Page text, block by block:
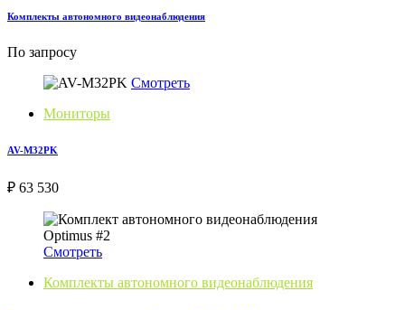
Комплекты автономного видеонаблюдения
По запросу
Смотреть
Мониторы
AV-M32PK
₽ 63 530
Смотреть
Комплекты автономного видеонаблюдения